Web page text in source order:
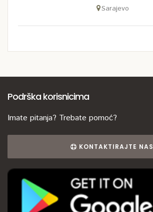
Sarajevo
Podrška korisnicima
Imate pitanja? Trebate pomoć?
KONTAKTIRAJTE NAS